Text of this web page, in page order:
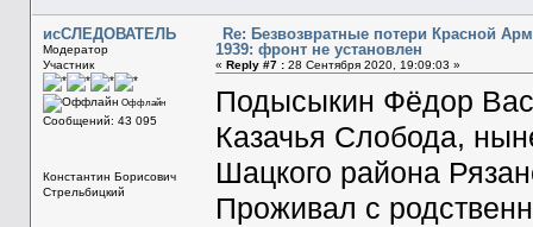
исСЛЕДОВАТЕЛЬ
Модератор
Участник
Оффлайн
Сообщений: 43 095
Константин Борисович
Стрельбицкий
Re: Безвозвратные потери Красной
1939: фронт не установлен
« Reply #7 :28 Сентября 2020, 19:09:03 »
Подысыкин Фёдор
Казачья Слобода,
Шацкого района
Проживал с